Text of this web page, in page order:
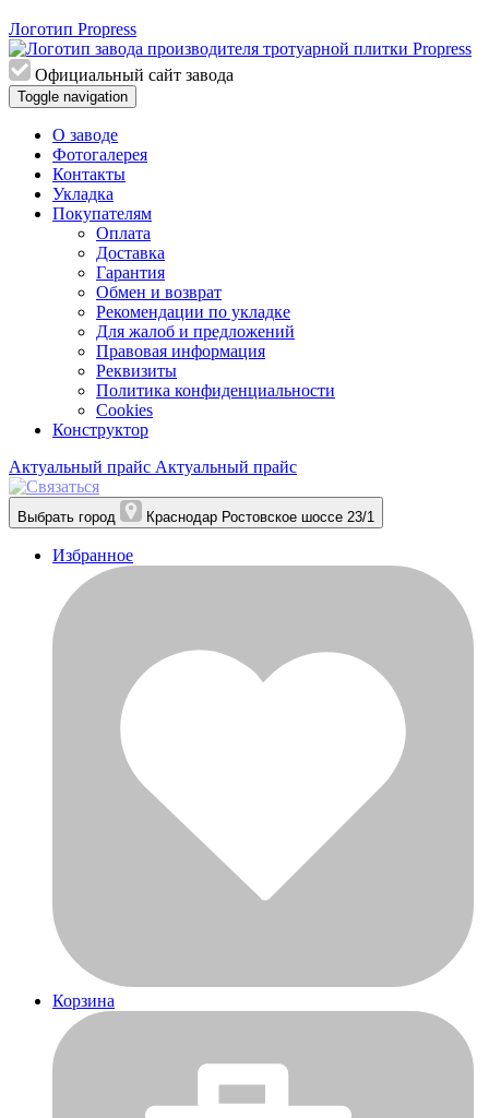
Логотип Propress
Официальный сайт завода
Toggle navigation
О заводе
Фотогалерея
Контакты
Укладка
Покупателям
Оплата
Доставка
Гарантия
Обмен и возврат
Рекомендации по укладке
Для жалоб и предложений
Правовая информация
Реквизиты
Политика конфиденциальности
Cookies
Конструктор
Актуальный прайс Актуальный прайс
Выбрать город Краснодар Ростовское шоссе 23/1
Избранное
Корзина